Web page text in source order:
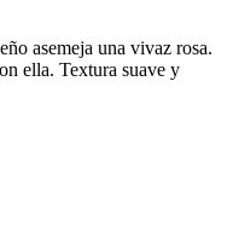
asemeja una vivaz rosa.
ella. Textura suave y